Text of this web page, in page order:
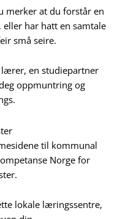
merker at du forstår en
har hatt en samtale
små seire.
lærer, en studiepartner
oppmuntring og
til kommunal
Norge for
lokale læringssentre,